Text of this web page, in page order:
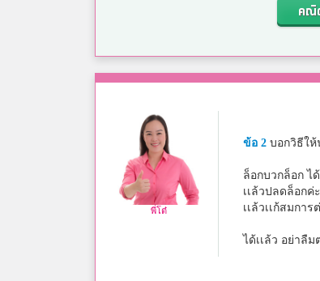
คณิ
พี่โต๋
ข้อ 2บอกวิธีให้
ล็อกบวกล็อก ไ
เเล้วปลดล็อกค่
เเล้วเเก้สมกา
ได้เเล้ว อย่าลื